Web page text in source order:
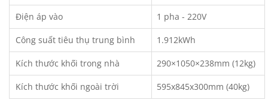
Điện áp vào 1 pha - 220V
Công suất tiêu thụ trung bình 1.912kWh
Kích thước khối trong nhà 290×1050×238mm (12kg)
Kích thước khối ngoài trời 595x845x300mm (40kg)